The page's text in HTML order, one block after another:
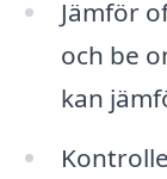
Jämför
och be
kan